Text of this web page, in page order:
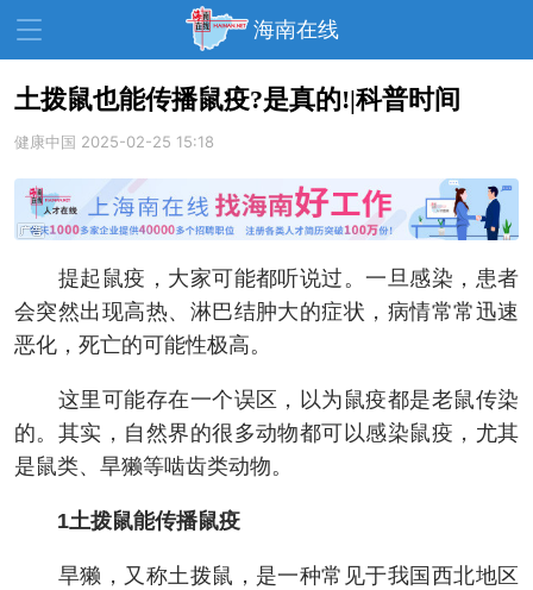
海南在线
资讯中心 热点
文体 财经
教育 健康 房产
家装 交通 美食
生活 演出 活动
展会 走读海南 周末去哪儿
人才在线 天涯企服
土拨鼠也能传播鼠疫?是真的!|科普时间
健康中国 2025-02-25 15:18
提起鼠疫，大家可能都听说过。一旦感染，患者
会突然出现高热、淋巴结肿大的症状，病情常常迅速
恶化，死亡的可能性极高。
这里可能存在一个误区，以为鼠疫都是老鼠传染
的。其实，自然界的很多动物都可以感染鼠疫，尤其
是鼠类、旱獭等啮齿类动物。
1土拨鼠能传播鼠疫
旱獭，又称土拨鼠，是一种常见于我国西北地区